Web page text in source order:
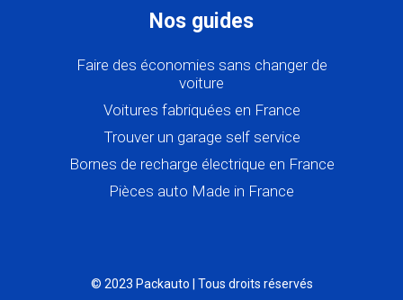
Nos guides
Faire des économies sans changer de
voiture
Voitures fabriquées en France
Trouver un garage self service
Bornes de recharge électrique en France
Pièces auto Made in France
© 2023 Packauto | Tous droits réservés